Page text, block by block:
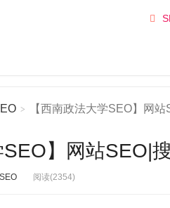
> 【西南政法大学SEO】网
SEO】网站SEO|
阅读(2354)